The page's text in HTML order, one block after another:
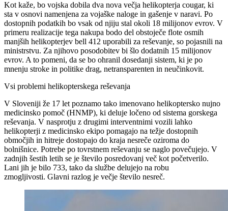
Kot kaže, bo vojska dobila dva nova večja helikopterja cougar, ki
sta v osnovi namenjena za vojaške naloge in gašenje v naravi. Po
dostopnih podatkih bo vsak od njiju stal okoli 18 milijonov evrov. V
primeru realizacije tega nakupa bodo del obstoječe flote osmih
manjših helikopterjev bell 412 uporabili za reševanje, so pojasnili na
ministrstvu. Za njihovo posodobitev bi šlo dodatnih 15 milijonov
evrov. A to pomeni, da se bo ohranil dosedanji sistem, ki je po
mnenju stroke in politike drag, netransparenten in neučinkovit.
Vsi problemi helikopterskega reševanja
V Sloveniji že 17 let poznamo tako imenovano helikoptersko nujno
medicinsko pomoč (HNMP), ki deluje ločeno od sistema gorskega
reševanja. V nasprotju z drugimi interventnimi vozili lahko
helikopterji z medicinsko ekipo pomagajo na težje dostopnih
območjih in hitreje dostopajo do kraja nesreče oziroma do
bolnišnice. Potrebe po tovrstnem reševanju se naglo povečujejo. V
zadnjih šestih letih se je število posredovanj več kot početverilo.
Lani jih je bilo 733, tako da službe delujejo na robu
zmogljivosti. Glavni razlog je večje število nesreč.